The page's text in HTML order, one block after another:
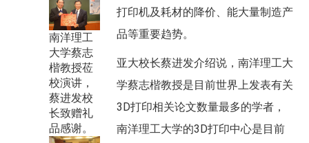
南洋理工
大学蔡志
楷教授莅
校演讲，
蔡进发校
长致赠礼
品感谢。
打印机及耗材的降价、能大量制造产
品等重要趋势。
亚大校长蔡进发介绍说，南洋理工大
学蔡志楷教授是目前世界上发表有关
3D打印相关论文数量最多的学者，
南洋理工大学的3D打印中心是目前